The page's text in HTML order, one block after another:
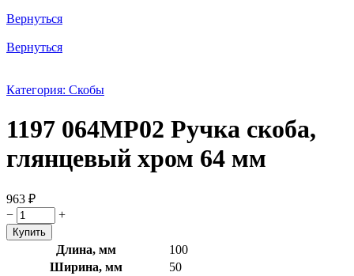
Вернуться
Вернуться
Категория: Скобы
1197 064MP02 Ручка скоба,
глянцевый хром 64 мм
963 ₽
−
+
Длина, мм
100
Ширина, мм
50